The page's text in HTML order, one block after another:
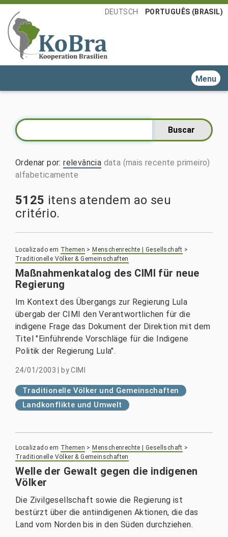
DEUTSCH PORTUGUÊS (BRASIL)
Toggle
Ordenar por:relevância data (mais recente primeiro)
alfabeticamente
5125 itens atendem ao seu
critério.
Localizado em Themen > Menschenrechte | Gesellschaft >
Traditionelle Völker & Gemeinschaften
Maßnahmenkatalog des CIMI für neue
Regierung
Im Kontext des Übergangs zur Regierung Lula
übergab der CIMI den Verantwortlichen für die
indigene Frage das Dokument der Direktion mit dem
Titel "Einführende Vorschläge für die Indigene
Politik der Regierung Lula".
24/01/2003 byCIMI
Traditionelle Völker und Gemeinschaften
Landkonflikte und Umwelt
Localizado em Themen > Menschenrechte | Gesellschaft >
Traditionelle Völker & Gemeinschaften
Welle der Gewalt gegen die indigenen
Völker
Die Zivilgesellschaft sowie die Regierung ist
bestürzt über die antiindigenen Aktionen, die das
Land vom Norden bis in den Süden durchziehen.